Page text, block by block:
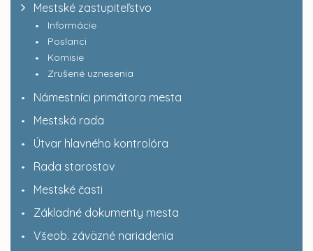
Mestské zastupiteľstvo
Informácie
Poslanci
Komisie
Zrušené uznesenia
Námestníci primátora mesta
Mestská rada
Útvar hlavného kontrolóra
Rada starostov
Mestské časti
Základné dokumenty mesta
Všeob. záväzné nariadenia